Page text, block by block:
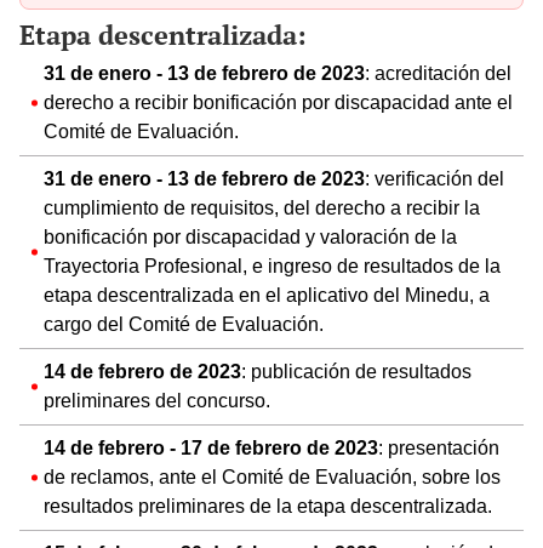
Etapa descentralizada:
31 de enero - 13 de febrero de 2023: acreditación del
derecho a recibir bonificación por discapacidad ante el
Comité de Evaluación.
31 de enero - 13 de febrero de 2023: verificación del
cumplimiento de requisitos, del derecho a recibir la
bonificación por discapacidad y valoración de la
Trayectoria Profesional, e ingreso de resultados de la
etapa descentralizada en el aplicativo del Minedu, a
cargo del Comité de Evaluación.
14 de febrero de 2023: publicación de resultados
preliminares del concurso.
14 de febrero - 17 de febrero de 2023: presentación
de reclamos, ante el Comité de Evaluación, sobre los
resultados preliminares de la etapa descentralizada.